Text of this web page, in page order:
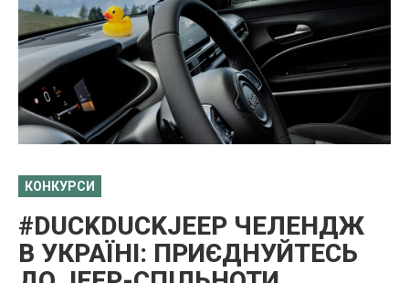
КОНКУРСИ
#DUCKDUCKJEEP ЧЕЛЕНДЖ
В УКРАЇНІ: ПРИЄДНУЙТЕСЬ